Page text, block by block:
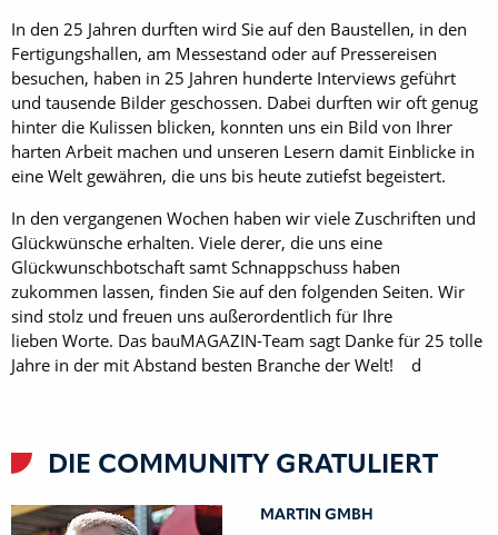
In den 25 Jahren durften wird Sie auf den Baustellen, in den
Fertigungshallen, am Messestand oder auf Pressereisen
besuchen, haben in 25 Jahren hunderte Interviews geführt
und tausende Bilder geschossen. Dabei durften wir oft genug
hinter die Kulissen blicken, konnten uns ein Bild von Ihrer
harten Arbeit machen und unseren Lesern damit Einblicke in
eine Welt gewähren, die uns bis heute zutiefst begeistert.
In den vergangenen Wochen haben wir viele Zuschriften und
Glückwünsche erhalten. Viele derer, die uns eine
Glückwunschbotschaft samt Schnappschuss haben
zukommen lassen, finden Sie auf den folgenden Seiten. Wir
sind stolz und freuen uns außerordentlich für Ihre
lieben Worte. Das bauMAGAZIN-Team sagt Danke für 25 tolle
Jahre in der mit Abstand besten Branche der Welt! d
DIE COMMUNITY GRATULIERT
MARTIN GMBH